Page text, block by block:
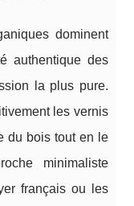
dominent
authentique des
la plus pure.
les vernis
du bois tout en le
minimaliste
français ou les